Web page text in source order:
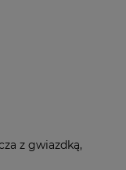
z gwiazdką,